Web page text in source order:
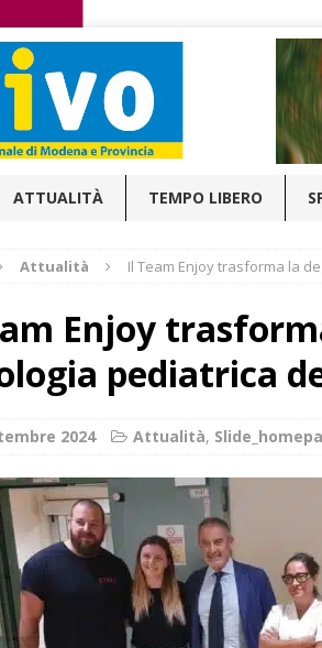
ATTUALITÀ TEMPO LIBERO
Attualità Il Team Enjoy trasforma la
Enjoy
pediatrica
2024 Attualità,